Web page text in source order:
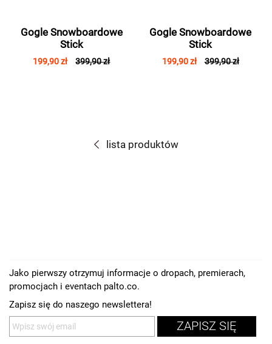
Gogle Snowboardowe
Stick
199,90 zł 399,90 zł
Gogle Snowboardowe
Stick
199,90 zł 399,90 zł
lista produktów
Jako pierwszy otrzymuj informacje o dropach, premierach,
promocjach i eventach palto.co.
Zapisz się do naszego newslettera!
ZAPISZ SIĘ